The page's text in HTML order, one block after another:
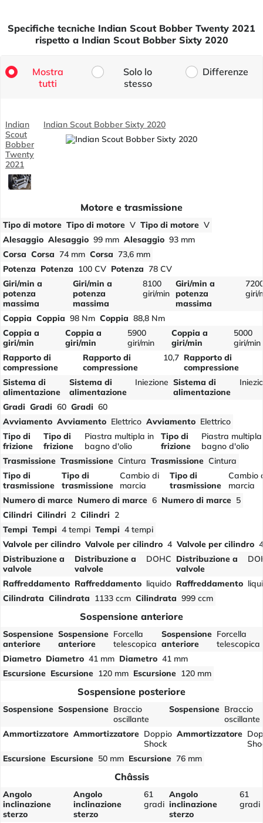
Specifiche tecniche Indian Scout Bobber Twenty 2021
rispetto a Indian Scout Bobber Sixty 2020
Mostra
tutti
Solo lo
stesso
Differenze
Indian
Scout
Bobber
Twenty
2021
Indian Scout Bobber Sixty 2020
Motore e trasmissione
Tipo di motore Tipo di motore V Tipo di motore V
Alesaggio Alesaggio 99 mm Alesaggio 93 mm
Corsa Corsa 74 mm Corsa 73,6 mm
Potenza Potenza 100 CV Potenza 78 CV
Giri/min a
potenza
massima
Giri/min a
potenza
massima
8100
giri/min
Giri/min a
potenza
massima
giri/
Coppia Coppia 98 Nm Coppia 88,8 Nm
Coppia a
giri/min
Coppia a
giri/min
5900
giri/min
Coppia a
giri/min
5000
giri/min
Rapporto di
compressione
Rapporto di
compressione
10,7 Rapporto di
compressione
Sistema di
alimentazione
Sistema di
alimentazione
Iniezione Sistema di
alimentazione
Gradi Gradi 60 Gradi 60
Avviamento Avviamento Elettrico Avviamento Elettrico
Tipo di
frizione
Tipo di
frizione
Piastra multipla in
bagno d'olio
Tipo di
frizione
Piastra
bagno d'olio
Trasmissione Trasmissione Cintura Trasmissione Cintura
Tipo di
trasmissione
Tipo di
trasmissione
Cambio di
marcia
Tipo di
trasmissione
Cambio
marcia
Numero di marce Numero di marce 6 Numero di marce 5
Cilindri Cilindri 2 Cilindri 2
Tempi Tempi 4 tempi Tempi 4 tempi
Valvole per cilindro Valvole per cilindro 4 Valvole per cilindro 4
Distribuzione a
valvole
Distribuzione a
valvole
DOHC Distribuzione a
valvole
Raffreddamento Raffreddamento liquido Raffreddamento
Cilindrata Cilindrata 1133 ccm Cilindrata 999 ccm
Sospensione anteriore
Sospensione
anteriore
Sospensione
anteriore
Forcella
telescopica
Sospensione
anteriore
Forcella
telescopica
Diametro Diametro 41 mm Diametro 41 mm
Escursione Escursione 120 mm Escursione 120 mm
Sospensione posteriore
Sospensione Sospensione Braccio
oscillante
Sospensione Braccio
oscillante
Ammortizzatore Ammortizzatore Doppio
Shock
Ammortizzatore
Escursione Escursione 50 mm Escursione 76 mm
Châssis
Angolo
inclinazione
sterzo
Angolo
inclinazione
sterzo
61
gradi
Angolo
inclinazione
sterzo
61
gradi